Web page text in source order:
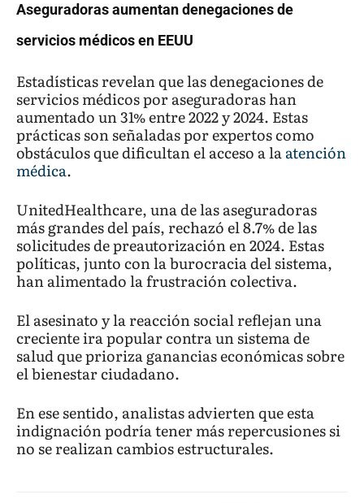
Aseguradoras aumentan denegaciones de
servicios médicos en EEUU
Estadísticas revelan que las denegaciones de
servicios médicos por aseguradoras han
aumentado un 31% entre 2022 y 2024. Estas
prácticas son señaladas por expertos como
obstáculos que dificultan el acceso a laatención
médica.
UnitedHealthcare, una de las aseguradoras
más grandes del país, rechazó el 8.7% de las
solicitudes de preautorización en 2024. Estas
políticas, junto con la burocracia del sistema,
han alimentado la frustración colectiva.
El asesinato y la reacción social reflejan una
creciente ira popular contra un sistema de
salud que prioriza ganancias económicas sobre
el bienestar ciudadano.
En ese sentido, analistas advierten que esta
indignación podría tener más repercusiones si
no se realizan cambios estructurales.